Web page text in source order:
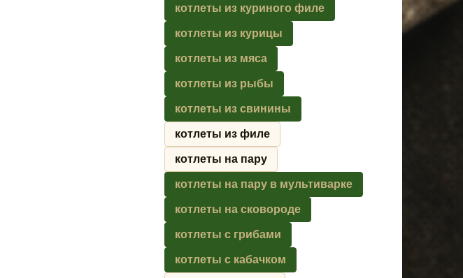
котлеты из куриного филе
котлеты из курицы
котлеты из мяса
котлеты из рыбы
котлеты из свинины
котлеты из филе
котлеты на пару
котлеты на пару в мультиварке
котлеты на сковороде
котлеты с грибами
котлеты с кабачком